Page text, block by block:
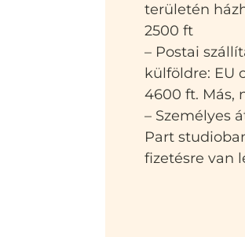
területén
2500 ft
– Postai
külföldre: EU
4600 ft. Más,
– Személyes
Part
fizetésre van